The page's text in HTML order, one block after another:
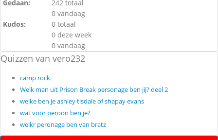
Gedaan:
242 totaal
0 vandaag
Kudos:
0 totaal
0 deze week
0 vandaag
Quizzen van vero232
camp rock
Welk man uit Prison Break personage ben jij? deel 2
welke ben je ashley tisdale of shapay evans
wat voor peroon ben je?
welkr peronage ben van bratz